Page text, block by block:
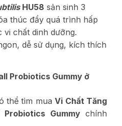
HU58 sản sinh 3
thúc đẩy quá trình hấp
chất dinh dưỡng.
dễ sử dụng, kích thích
Probiotics Gummy ở
thể tìm muaVi Chất Tăng
Gummychính